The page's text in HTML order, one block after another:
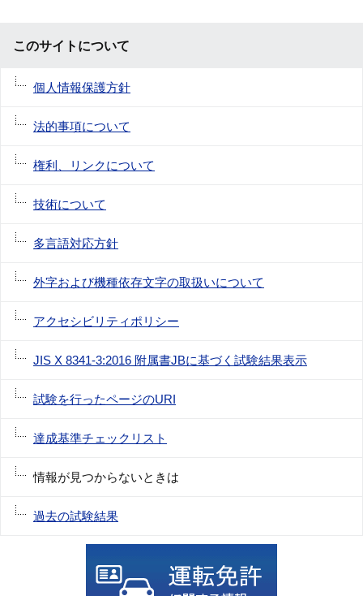
このサイトについて
個人情報保護方針
法的事項について
権利、リンクについて
技術について
多言語対応方針
外字および機種依存文字の取扱いについて
アクセシビリティポリシー
JIS X 8341-3:2016 附属書JBに基づく試験結果表示
試験を行ったページのURI
達成基準チェックリスト
情報が見つからないときは
過去の試験結果